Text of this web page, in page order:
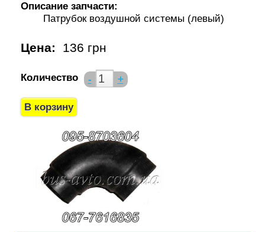
Описание запчасти:
Патрубок воздушной системы (левый)
Цена: 136 грн
Количество - +